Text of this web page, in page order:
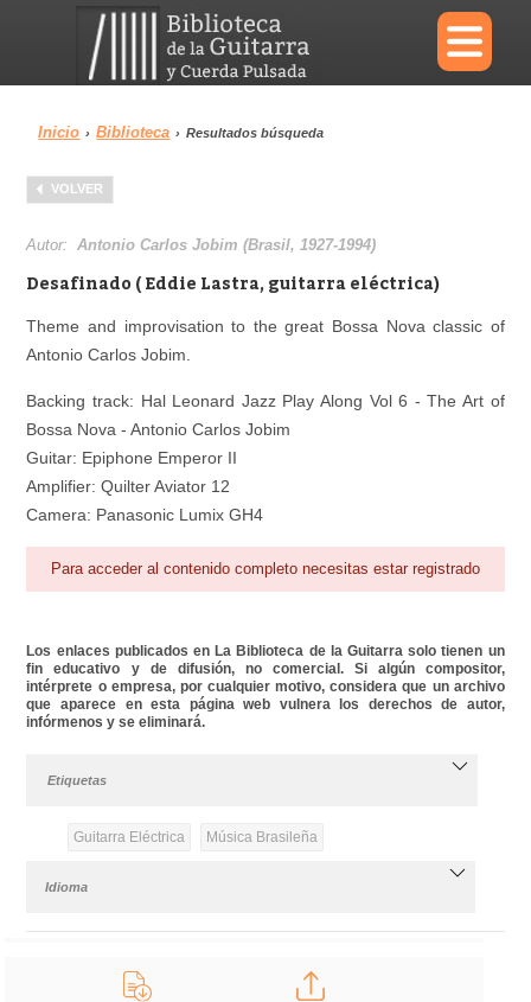
×
Menu
Biblioteca Diccionario
Área personal
Inicio › Biblioteca › Resultados búsqueda
VOLVER
Autor:Antonio Carlos Jobim (Brasil, 1927-1994)
Desafinado ( Eddie Lastra, guitarra eléctrica)
Theme and improvisation to the great Bossa Nova classic of
Antonio Carlos Jobim.
Backing track: Hal Leonard Jazz Play Along Vol 6 - The Art of
Bossa Nova - Antonio Carlos Jobim
Guitar: Epiphone Emperor II
Amplifier: Quilter Aviator 12
Camera: Panasonic Lumix GH4
Para acceder al contenido completo necesitas estar registrado
Los enlaces publicados en La Biblioteca de la Guitarra solo tienen un
fin educativo y de difusión, no comercial. Si algún compositor,
intérprete o empresa, por cualquier motivo, considera que un archivo
que aparece en esta página web vulnera los derechos de autor,
infórmenos y se eliminará.
Etiquetas
Guitarra Eléctrica Música Brasileña
Idioma